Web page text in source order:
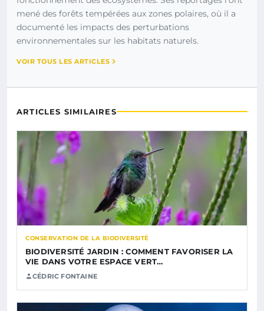
mené des forêts tempérées aux zones polaires, où il a
documenté les impacts des perturbations
environnementales sur les habitats naturels.
VOIR TOUS LES ARTICLES
ARTICLES SIMILAIRES
CONSERVATION DE LA BIODIVERSITÉ
BIODIVERSITÉ JARDIN : COMMENT FAVORISER LA
VIE DANS VOTRE ESPACE VERT…
CÉDRIC FONTAINE